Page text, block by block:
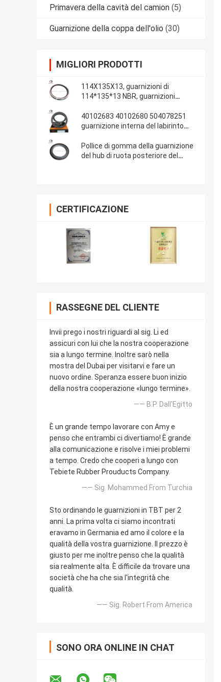
Primavera della cavità del camion (5)
Guarnizione della coppa dell'olio (30)
MIGLIORI PRODOTTI
114X135X13, guarnizioni di
114*135*13 NBR, guarnizioni
materiale delle guarnizioni: NBR
40102683 40102680 504078251
guarnizione interna del labirinto
gomito di IVECO 100*130*13/14
Pollice di gomma della guarnizione
del hub di ruota posteriore del
CERTIFICAZIONE
RASSEGNE DEL CLIENTE
Invii prego i nostri riguardi al sig. Li ed
assicuri con lui che la nostra cooperazione
sia a lungo termine. Inoltre sarò nella
mostra del Dubai per visitarvi e fare un
nuovo ordine. Speranza essere buon inizio
della nostra cooperazione «lungo termine».
—— B.P. Dall'Egitto
È un grande tempo lavorare con Amy e
penso che entrambi ci divertiamo! È grande
alla comunicazione e risolve i miei problemi
a tempo. Credo che cooperi a lungo con
Tebiete Rubber Prouducts Company.
—— Sig. Mohammed From Turchia
Sto ordinando le guarnizioni in TBT per 2
anni. La prima volta ci siamo incontrati
eravamo in Germania ed amo il colore e la
qualità della vostra guarnizione. Il prezzo è
giusto per me inoltre penso che la qualità
sia realmente alta. È difficile da trovare una
società che ha che sia l'integrità che
qualità.
—— Sig. Robert From America
SONO ORA ONLINE IN CHAT